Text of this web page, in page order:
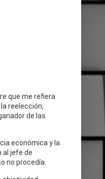
que me refiera
reelección,
de las
económica y la
al jefe de
no procedía.